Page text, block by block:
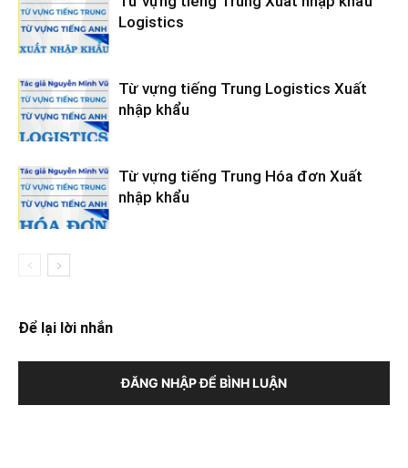
Logistics
Từ vựng tiếng Trung Logistics Xuất
nhập khẩu
Từ vựng tiếng Trung Hóa đơn Xuất
nhập khẩu
Để lại lời nhắn
ĐĂNG NHẬP ĐỂ BÌNH LUẬN